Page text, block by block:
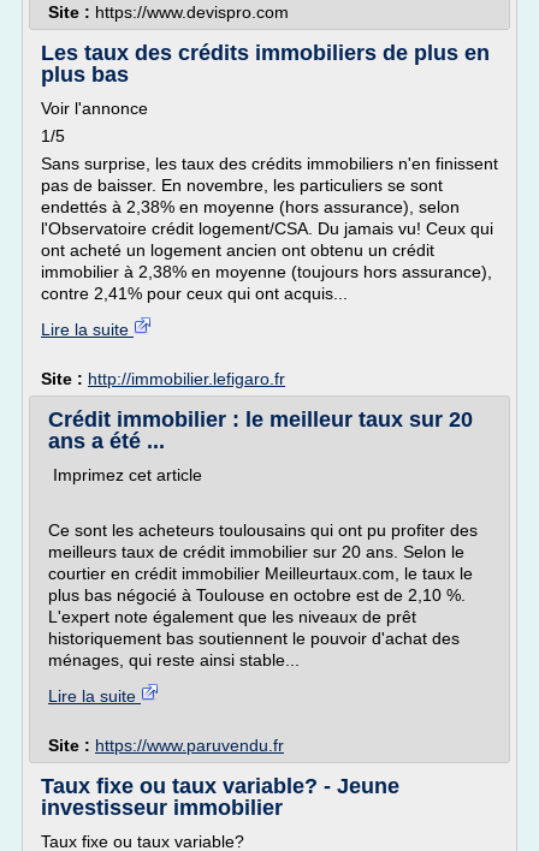
Site : https://www.devispro.com
Les taux des crédits immobiliers de plus en
plus bas
Voir l'annonce
1/5
Sans surprise, les taux des crédits immobiliers n'en finissent
pas de baisser. En novembre, les particuliers se sont
endettés à 2,38% en moyenne (hors assurance), selon
l'Observatoire crédit logement/CSA. Du jamais vu! Ceux qui
ont acheté un logement ancien ont obtenu un crédit
immobilier à 2,38% en moyenne (toujours hors assurance),
contre 2,41% pour ceux qui ont acquis...
Lire la suite
Site : http://immobilier.lefigaro.fr
Crédit immobilier : le meilleur taux sur 20
ans a été ...
Imprimez cet article
Ce sont les acheteurs toulousains qui ont pu profiter des
meilleurs taux de crédit immobilier sur 20 ans. Selon le
courtier en crédit immobilier Meilleurtaux.com, le taux le
plus bas négocié à Toulouse en octobre est de 2,10 %.
L'expert note également que les niveaux de prêt
historiquement bas soutiennent le pouvoir d'achat des
ménages, qui reste ainsi stable...
Lire la suite
Site : https://www.paruvendu.fr
Taux fixe ou taux variable? - Jeune
investisseur immobilier
Taux fixe ou taux variable?